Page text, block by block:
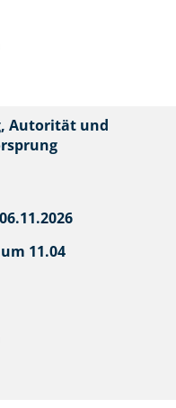
Autorität und
06.11.2026
11.04